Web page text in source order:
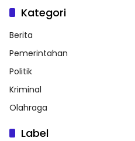
Kategori
Berita
Pemerintahan
Politik
Kriminal
Olahraga
Label